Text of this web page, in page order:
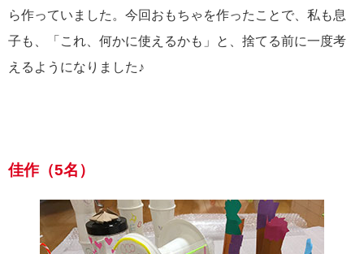
ら作っていました。今回おもちゃを作ったことで、私も息
子も、「これ、何かに使えるかも」と、捨てる前に一度考
えるようになりました♪
佳作（5名）